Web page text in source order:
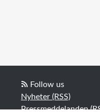
Follow us
Nyheter (RSS)
Pressmeddelanden